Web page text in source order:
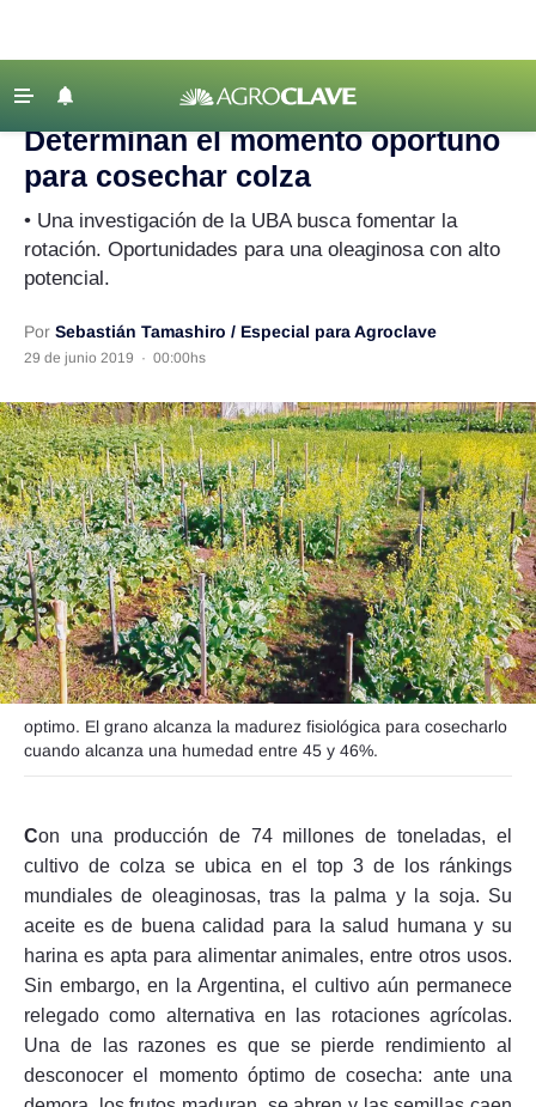
Lechería
Tecnología
Maquinaria agrícola
Agenda
Regionales
Clima
Agronegocios
Mercados
Seguinos
‹ VOLVER
Agroclave
Determinan el momento oportuno
para cosechar colza
• Una investigación de la UBA busca fomentar la
rotación. Oportunidades para una oleaginosa con alto
potencial.
Por Sebastián Tamashiro / Especial para Agroclave
29 de junio 2019 · 00:00hs
optimo. El grano alcanza la madurez fisiológica para cosecharlo
cuando alcanza una humedad entre 45 y 46%.
Con una producción de 74 millones de toneladas, el
cultivo de colza se ubica en el top 3 de los ránkings
mundiales de oleaginosas, tras la palma y la soja. Su
aceite es de buena calidad para la salud humana y su
harina es apta para alimentar animales, entre otros usos.
Sin embargo, en la Argentina, el cultivo aún permanece
relegado como alternativa en las rotaciones agrícolas.
Una de las razones es que se pierde rendimiento al
desconocer el momento óptimo de cosecha: ante una